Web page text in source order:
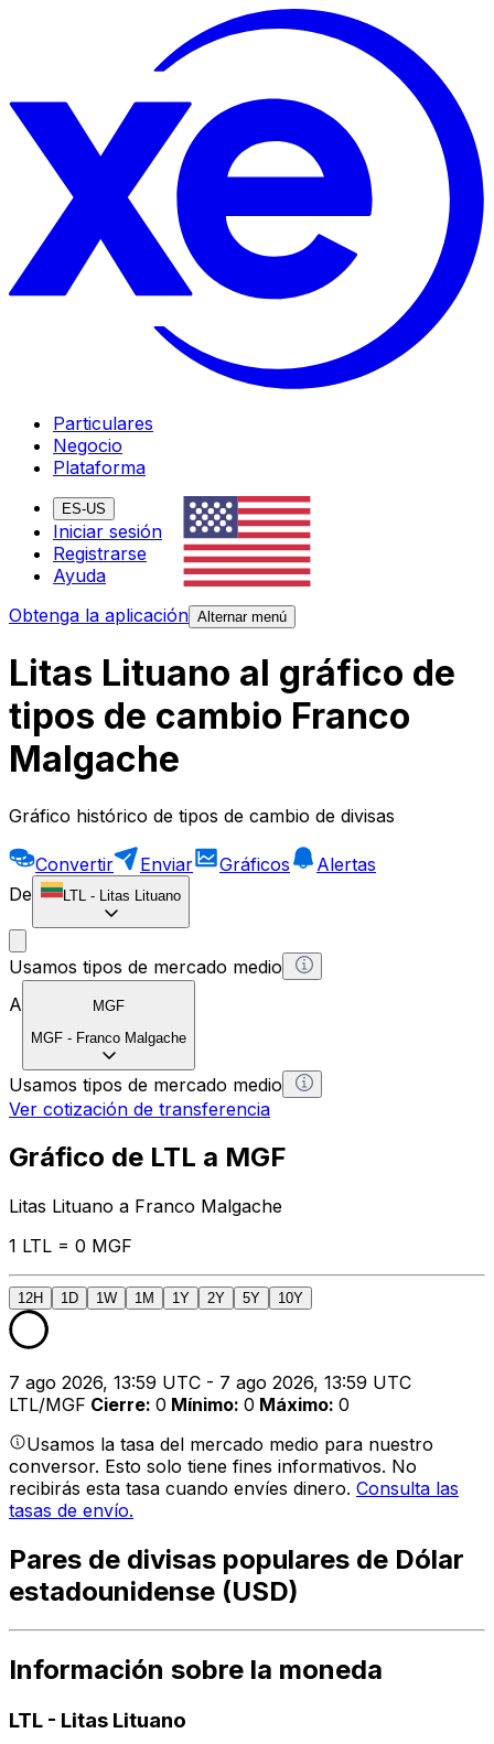
Particulares
Negocio
Plataforma
ES-US
Iniciar sesión
Registrarse
Ayuda
Obtenga la aplicación Alternar menú
Litas Lituano al gráfico de
tipos de cambio Franco
Malgache
Gráfico histórico de tipos de cambio de divisas
Convertir Enviar Gráficos
Alertas
De
LTL - Litas Lituano
Usamos tipos de mercado medio
A
MGF
MGF - Franco Malgache
Usamos tipos de mercado medio
Ver cotización de transferencia
Gráfico de LTL a MGF
Litas Lituano a Franco Malgache
1 LTL = 0 MGF
12H 1D 1W 1M 1Y 2Y 5Y 10Y
7 ago 2026, 13:59 UTC - 7 ago 2026, 13:59 UTC
LTL/MGF Cierre: 0 Mínimo: 0 Máximo: 0
Usamos la tasa del mercado medio para nuestro
conversor. Esto solo tiene fines informativos. No
recibirás esta tasa cuando envíes dinero. Consulta las
tasas de envío.
Pares de divisas populares de Dólar
estadounidense (USD)
Información sobre la moneda
LTL - Litas Lituano